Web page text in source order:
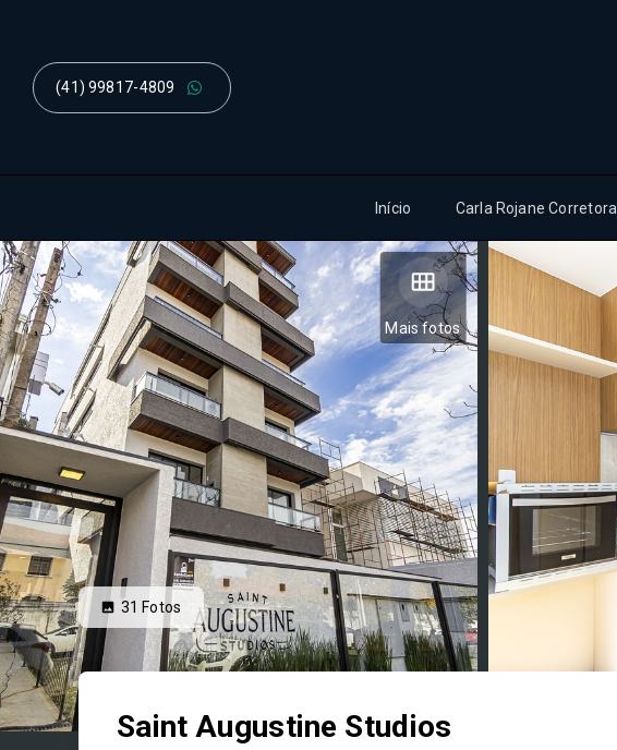
(41) 99817-4809
Início Carla Rojane Corretora
Mais fotos
31 Fotos
Saint Augustine Studios